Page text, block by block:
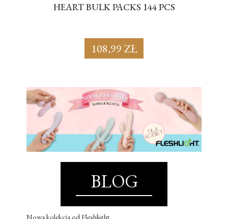
HEART BULK PACKS 144 PCS
108,99 ZŁ
BLOG
Nowa kolekcja od Fleshlight